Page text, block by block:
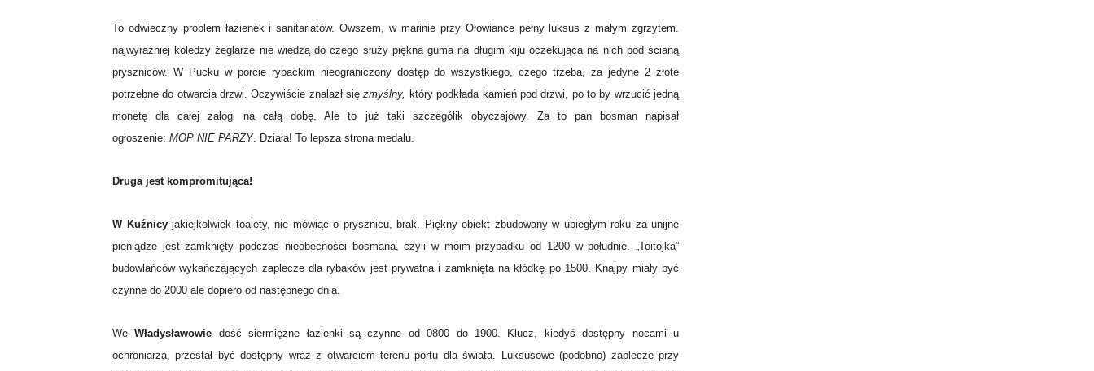
To odwieczny problem łazienek i sanitariatów. Owszem, w marinie przy Ołowiance pełny luksus z małym zgrzytem.
najwyraźniej koledzy żeglarze nie wiedzą do czego służy piękna guma na długim kiju oczekująca na nich pod ścianą
pryszniców. W Pucku w porcie rybackim nieograniczony dostęp do wszystkiego, czego trzeba, za jedyne 2 złote
potrzebne do otwarcia drzwi. Oczywiście znalazł sięzmyślny, który podkłada kamień pod drzwi, po to by wrzucić jedną
monetę dla całej załogi na całą dobę. Ale to już taki szczególik obyczajowy. Za to pan bosman napisał
ogłoszenie: MOP NIE PARZY. Działa! To lepsza strona medalu.
Druga jest kompromitująca!
W Kuźnicyjakiejkolwiek toalety, nie mówiąc o prysznicu, brak. Piękny obiekt zbudowany w ubiegłym roku za unijne
pieniądze jest zamknięty podczas nieobecności bosmana, czyli w moim przypadku od 1200 w południe. „Toitojka”
budowlańców wykańczających zaplecze dla rybaków jest prywatna i zamknięta na kłódkę po 1500. Knajpy miały być
czynne do 2000 ale dopiero od następnego dnia.
WeWładysławowie dość siermiężne łazienki są czynne od 0800 do 1900. Klucz, kiedyś dostępny nocami u
ochroniarza, przestał być dostępny wraz z otwarciem terenu portu dla świata. Luksusowe (podobno) zaplecze przy